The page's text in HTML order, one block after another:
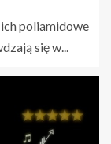
poliamidowe
się w...